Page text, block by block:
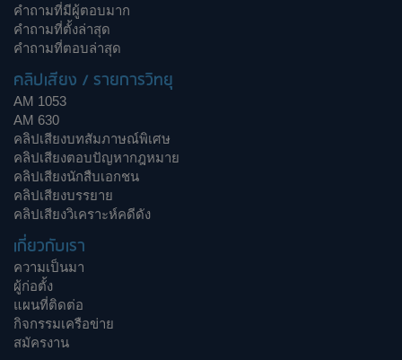
คำถามที่มีผู้ตอบมาก
คำถามที่ตั้งล่าสุด
คำถามที่ตอบล่าสุด
คลิปเสียง / รายการวิทยุ
AM 1053
AM 630
คลิปเสียงบทสัมภาษณ์พิเศษ
คลิปเสียงตอบปัญหากฎหมาย
คลิปเสียงนักสืบเอกชน
คลิปเสียงบรรยาย
คลิปเสียงวิเคราะห์คดีดัง
เกี่ยวกับเรา
ความเป็นมา
ผู้ก่อตั้ง
แผนที่ติดต่อ
กิจกรรมเครือข่าย
สมัครงาน